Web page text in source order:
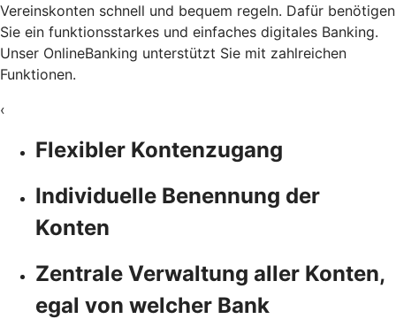
Vereinskonten schnell und bequem regeln. Dafür benötigen
Sie ein funktionsstarkes und einfaches digitales Banking.
Unser OnlineBanking unterstützt Sie mit zahlreichen
Funktionen.
‹
Flexibler Kontenzugang
Individuelle Benennung der
Konten
Zentrale Verwaltung aller Konten,
egal von welcher Bank